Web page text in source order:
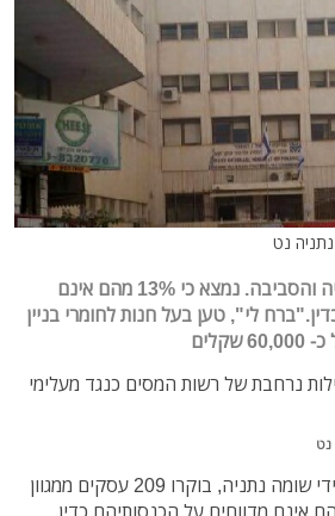
נט
209 עסקים נבדקו בנתניה והסביבה. נמצא כי 13% מהם אינם
לי", טען בעל חנות לחומרי בניין
נרחבת של רשות המסים כנגד מעלימי
נט‏
במבצע שנוהל על ידי פקידי שומה נתניה, בוקרו 209 עסקים ממגוון